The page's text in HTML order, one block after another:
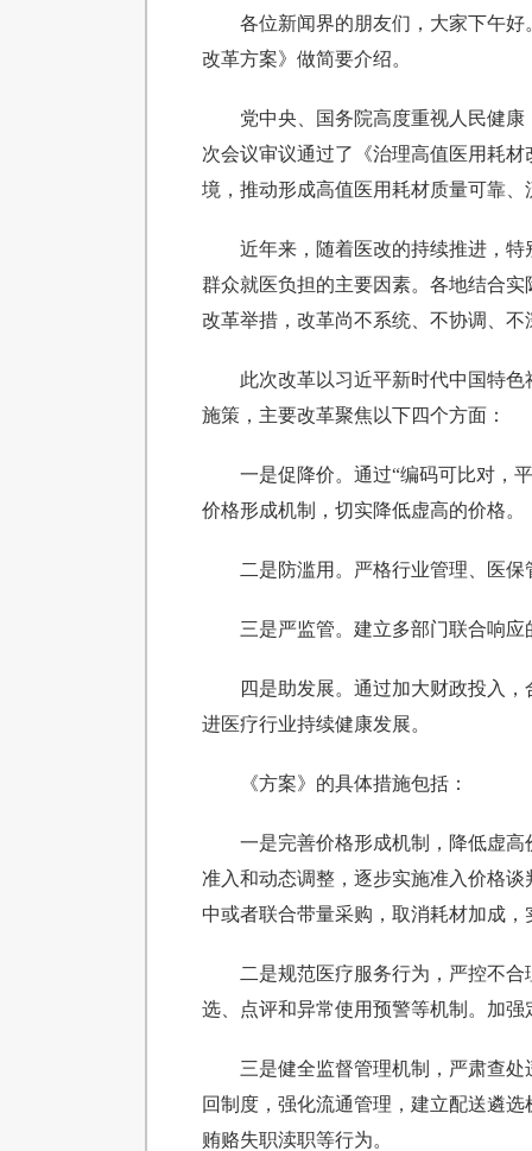
各位新闻界的朋友们，大家下午
改革方案》做简要介绍。
党中央、国务院高度重视人民健
次会议审议通过了《治理高值医用耗
境，推动形成高值医用耗材质量可靠
近年来，随着医改的持续推进，
群众就医负担的主要因素。各地结合
改革举措，改革尚不系统、不协调、
此次改革以习近平新时代中国特
施策，主要改革聚焦以下四个方面：
一是促降价。通过“编码可比对，
价格形成机制，切实降低虚高的价格。
二是防滥用。严格行业管理、医
三是严监管。建立多部门联合响
四是助发展。通过加大财政投入
进医疗行业持续健康发展。
《方案》的具体措施包括：
一是完善价格形成机制，降低虚
准入和动态调整，逐步实施准入价格
中或者联合带量采购，取消耗材加成
二是规范医疗服务行为，严控不
选、点评和异常使用预警等机制。加
三是健全监督管理机制，严肃查
回制度，强化流通管理，建立配送遴
贿赂失职渎职等行为。